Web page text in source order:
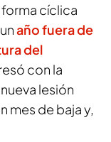
cíclica
año fuera de
del
con la
lesión
mes de baja y,